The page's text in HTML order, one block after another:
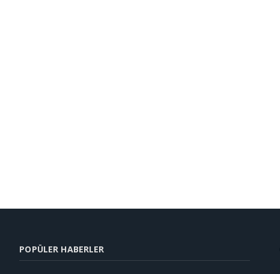
POPÜLER HABERLER